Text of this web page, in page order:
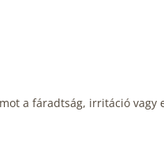
a fáradtság, irritáció